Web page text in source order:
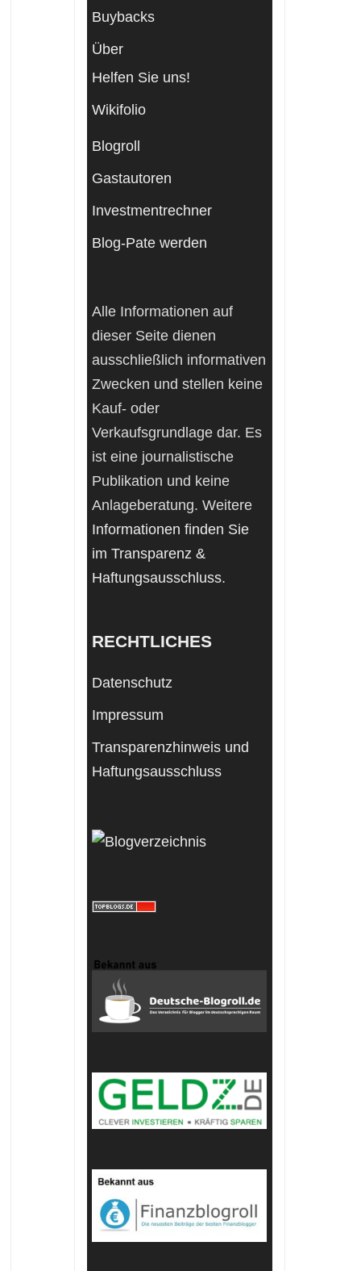
Buybacks
Über
Helfen Sie uns!
Wikifolio
Blogroll
Gastautoren
Investmentrechner
Blog-Pate werden
Alle Informationen auf
dieser Seite dienen
ausschließlich informativen
Zwecken und stellen keine
Kauf- oder
Verkaufsgrundlage dar. Es
ist eine journalistische
Publikation und keine
Anlageberatung. Weitere
Informationen finden Sie
im Transparenz &
Haftungsausschluss.
RECHTLICHES
Datenschutz
Impressum
Transparenzhinweis und
Haftungsausschluss